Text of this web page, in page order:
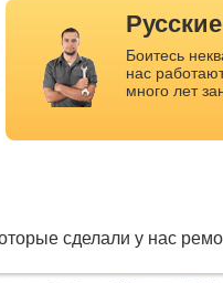
Боитесь
нас
много лет
сделали у нас